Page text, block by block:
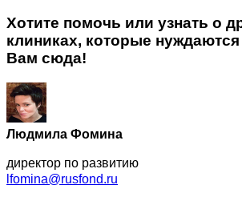
Хотите помочь или узнать о
клиниках, которые
Вам сюда!
Людмила Фомина
директор по развитию
lfomina@rusfond.ru